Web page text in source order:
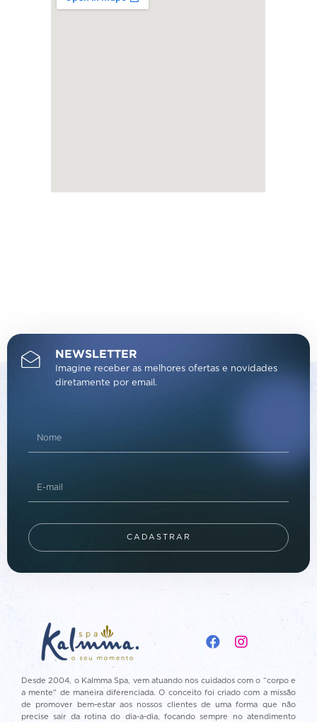
NEWSLETTER
Imagine receber as melhores ofertas e novidades
diretamente por email.
CADASTRAR
Desde 2004, o Kalmma Spa, vem atuando nos cuidados com o “corpo e
a mente” de maneira diferenciada. O conceito foi criado com a missão
de promover bem-estar aos nossos clientes de uma forma que não
precise sair da rotina do dia-a-dia, focando sempre no atendimento